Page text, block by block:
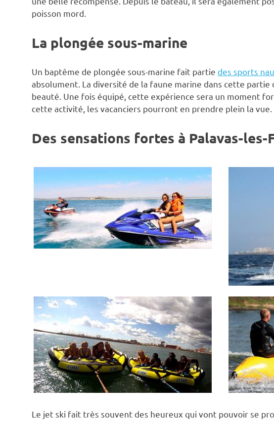
poisson mord.
La plongée sous-marine
Un baptême de plongée sous-marine fait partie des sports
absolument. La diversité de la faune marine dans cette
beauté. Une fois équipé, cette expérience sera un moment
cette activité, les vacanciers pourront en prendre plein la vue.
Des sensations fortes à Palavas-les-
Le jet ski fait très souvent des heureux qui vont pouvoir se